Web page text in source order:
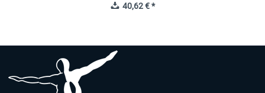
40,62 € *